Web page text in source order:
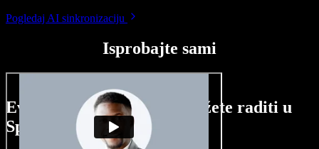
Pogledaj AI sinkronizaciju
Isprobajte sami
Evo malog pregleda što možete raditi u
Speechify Studiju.